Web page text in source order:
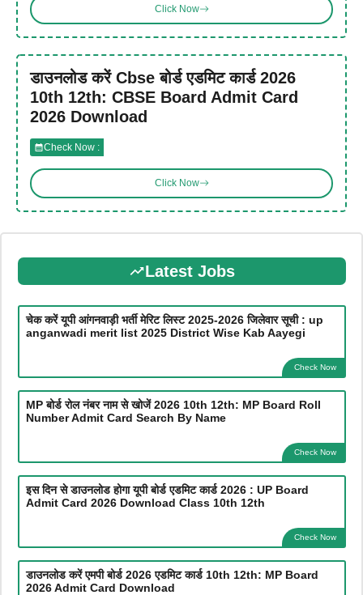
Click Now
डाउनलोड करें Cbse बोर्ड एडमिट कार्ड 2026
10th 12th: CBSE Board Admit Card
2026 Download
Check Now :
Click Now
Latest Jobs
चेक करें यूपी आंगनवाड़ी भर्ती मेरिट लिस्ट 2025-2026 जिलेवार सूची : up
anganwadi merit list 2025 District Wise Kab Aayegi
Check Now
MP बोर्ड रोल नंबर नाम से खोजें 2026 10th 12th: MP Board Roll
Number Admit Card Search By Name
Check Now
इस दिन से डाउनलोड होगा यूपी बोर्ड एडमिट कार्ड 2026 : UP Board
Admit Card 2026 Download Class 10th 12th
Check Now
डाउनलोड करें एमपी बोर्ड 2026 एडमिट कार्ड 10th 12th: MP Board
2026 Admit Card Download